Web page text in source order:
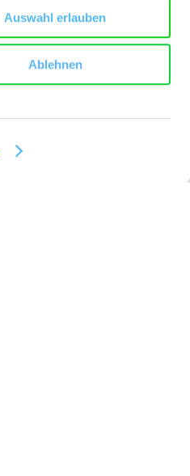
Auswahl erlauben
Ablehnen